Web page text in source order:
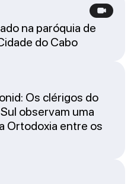
na paróquia de
do Cabo
Os clérigos do
observam uma
Ortodoxia entre os